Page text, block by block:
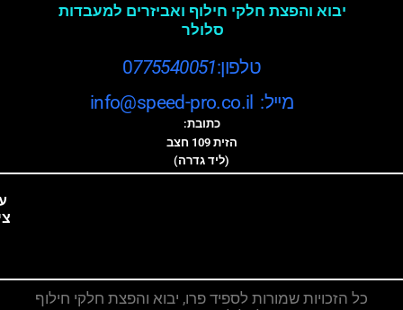
יבוא והפצת חלקי חילוף ואביזרים למעבדות
סלולר
טלפון:0775540051
מייל: info@speed-pro.co.il
כתובת:
הזית 109 חצב
(ליד גדרה)
כל הזכויות שמורות לספיד פרו, יבוא והפצת חלקי חילוף